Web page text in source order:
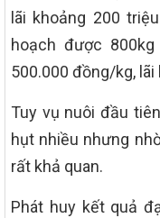
lãi khoảng 200
hoạch được
500.000 đồng/kg,
Tuy vụ nuôi đầu
hụt nhiều nhưng
rất khả quan.
Phát huy kết quả